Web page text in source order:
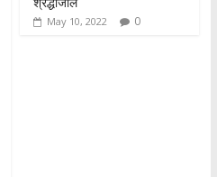
May 10, 2022 0